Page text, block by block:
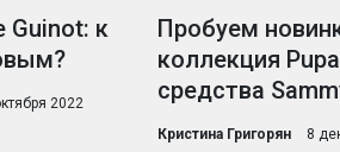
Guinot: к
2022
Пробуем
коллекция
средства
Кристина Григорян 8